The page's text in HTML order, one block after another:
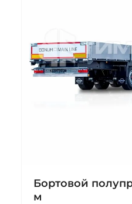
Бортовой
м